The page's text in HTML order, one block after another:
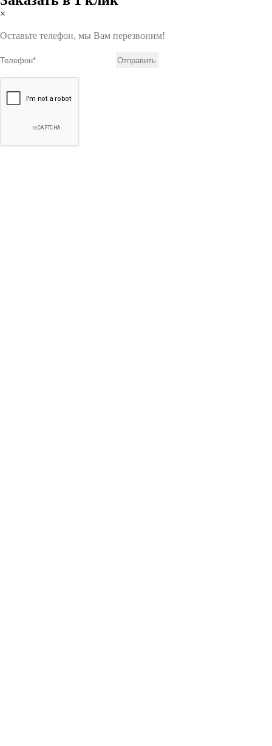
×
Оставьте телефон, мы Вам перезвоним!